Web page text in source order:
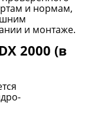
и нормам,
и монтаже.
2000 (в